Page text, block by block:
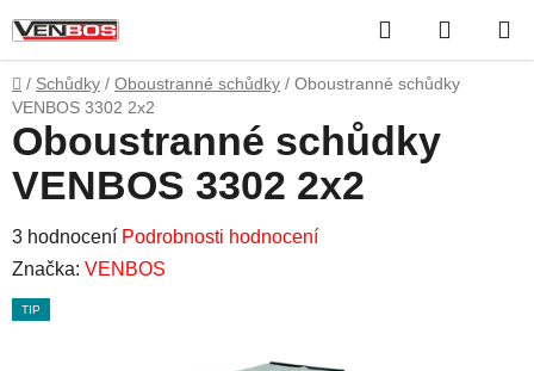
na
obsah
Hledat
KOŠÍK
Domů
/ Schůdky / Oboustranné schůdky / Oboustranné schůdky
VENBOS 3302 2x2
Oboustranné schůdky
VENBOS 3302 2x2
Průměrné
hodnocení
produktu
3 hodnocení Podrobnosti hodnocení
Značka: VENBOS
TIP